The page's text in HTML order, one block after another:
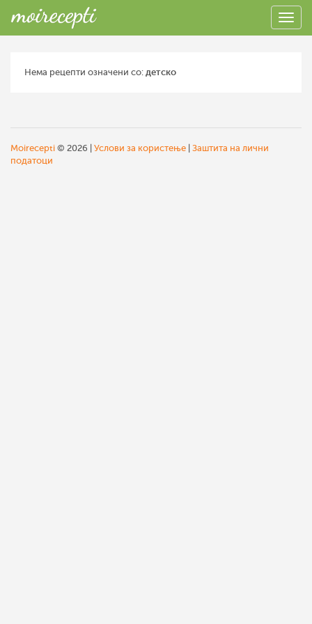
Нема рецепти означени со: детско
Moirecepti © 2026 | Услови за користење Заштита на лични
податоци